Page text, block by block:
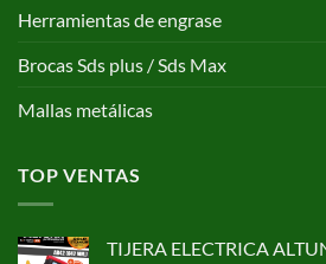
Herramientas de engrase
Brocas Sds plus / Sds Max
Mallas metálicas
TOP VENTAS
TIJERA ELECTRICA